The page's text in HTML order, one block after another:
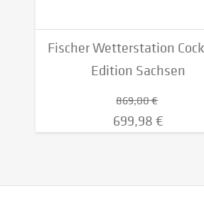
Fischer Wetterstation
Edition Sachsen
869,00 €
699,98 €